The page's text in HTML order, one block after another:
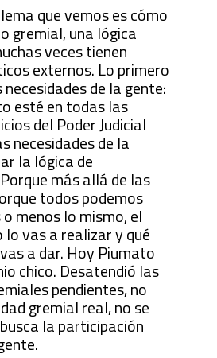
que vemos es cómo
gremial, una lógica
veces tienen
externos. Lo primero
de la gente:
esté en todas las
del Poder Judicial
necesidades de la
la lógica de
más allá de las
todos podemos
menos lo mismo, el
vas a realizar y qué
a dar. Hoy Piumato
chico. Desatendió las
pendientes, no
gremial real, no se
la participación